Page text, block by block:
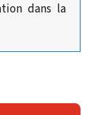
dans la